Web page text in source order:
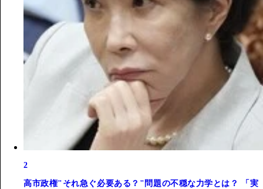
2
高市政権"それ急ぐ必要ある？"問題の不穏な力学とは？ 「実